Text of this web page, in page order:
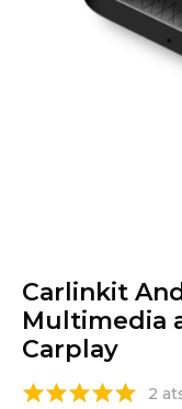
Carlinkit
Multimedia
Carplay
2